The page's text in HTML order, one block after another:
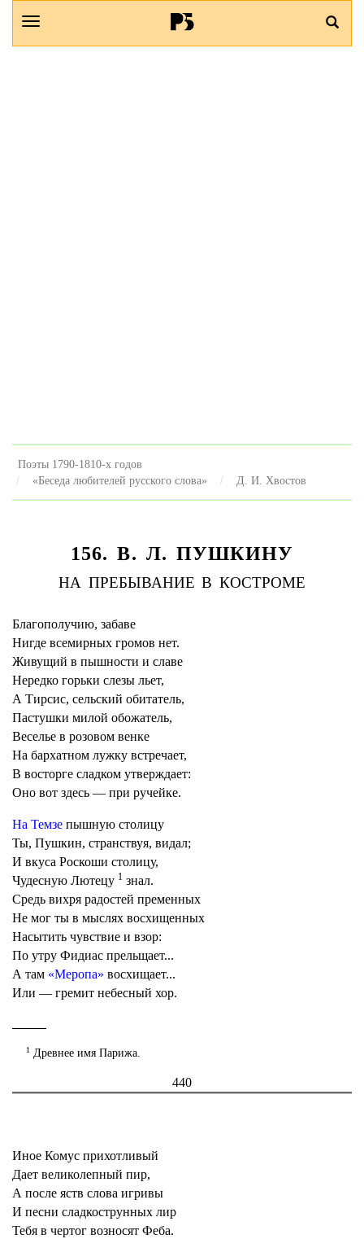
Поэты 1790-1810-х годов
«Беседа любителей русского слова»
Д. И. Хвостов
156. В. Л. ПУШКИНУ
НА ПРЕБЫВАНИЕ В КОСТРОМЕ
Благополучию, забаве
Нигде всемирных громов нет.
Живущий в пышности и славе
Нередко горьки слезы льет,
А Тирсис, сельский обитатель,
Пастушки милой обожатель,
Веселье в розовом венке
На бархатном лужку встречает,
В восторге сладком утверждает:
Оно вот здесь — при ручейке.
На Темзе пышную столицу
Ты, Пушкин, странствуя, видал;
И вкуса Роскоши столицу,
Чудесную Лютецу 1 знал.
Средь вихря радостей пременных
Не мог ты в мыслях восхищенных
Насытить чувствие и взор:
По утру Фидиас прельщает...
А там «Меропа» восхищает...
Или — гремит небесный хор.
1Древнее имя Парижа.
440
Иное Комус прихотливый
Дает великолепный пир,
А после яств слова игривы
И песни сладкострунных лир
Тебя в чертог возносят Феба.